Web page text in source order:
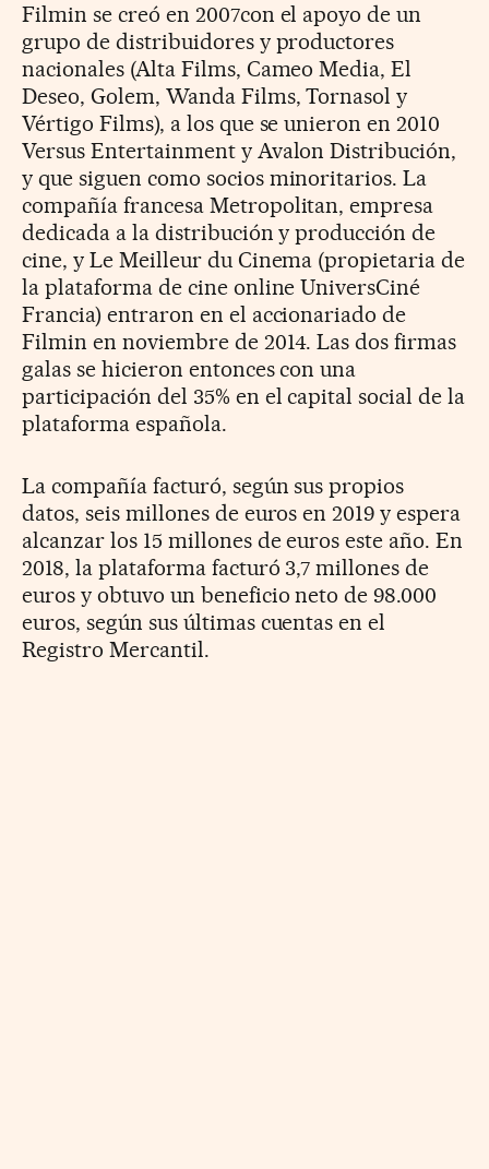
Filmin se creó en 2007con el apoyo de un
grupo de distribuidores y productores
nacionales (Alta Films, Cameo Media, El
Deseo, Golem, Wanda Films, Tornasol y
Vértigo Films), a los que se unieron en 2010
Versus Entertainment y Avalon Distribución,
y que siguen como socios minoritarios. La
compañía francesa Metropolitan, empresa
dedicada a la distribución y producción de
cine, y Le Meilleur du Cinema (propietaria de
la plataforma de cine online UniversCiné
Francia) entraron en el accionariado de
Filmin en noviembre de 2014. Las dos firmas
galas se hicieron entonces con una
participación del 35% en el capital social de la
plataforma española.
La compañía facturó, según sus propios
datos, seis millones de euros en 2019 y espera
alcanzar los 15 millones de euros este año. En
2018, la plataforma facturó 3,7 millones de
euros y obtuvo un beneficio neto de 98.000
euros, según sus últimas cuentas en el
Registro Mercantil.